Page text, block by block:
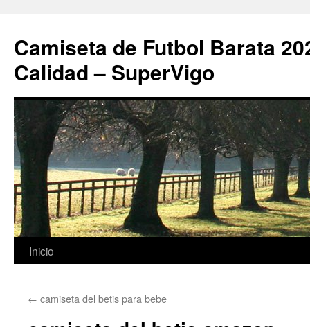
Camiseta de Futbol Barata
Calidad – SuperVigo
Saltar
contenido
Inicio
← camiseta del betis para bebe